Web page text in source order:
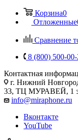
Корзина0
Отложенные
Сравнение
8 (800) 500-00-
Контактная
г. Нижний
33, ТЦ МУРАВЕЙ, 1
info@miraphone.ru
Вконтакте
YouTube